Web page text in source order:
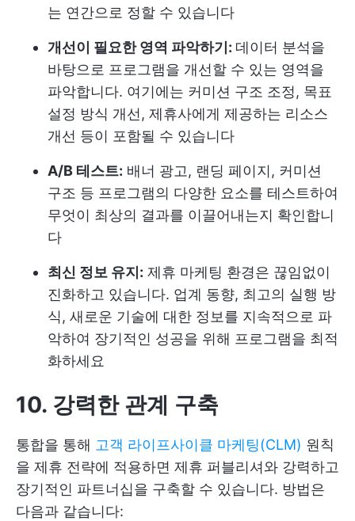
는 연간으로 정할 수 있습니다
개선이 필요한 영역 파악하기: 데이터 분석을
바탕으로 프로그램을 개선할 수 있는 영역을
파악합니다. 여기에는 커미션 구조 조정, 목표
설정 방식 개선, 제휴사에게 제공하는 리소스
개선 등이 포함될 수 있습니다
A/B 테스트: 배너 광고, 랜딩 페이지, 커미션
구조 등 프로그램의 다양한 요소를 테스트하여
무엇이 최상의 결과를 이끌어내는지 확인합니
다
최신 정보 유지: 제휴 마케팅 환경은 끊임없이
진화하고 있습니다. 업계 동향, 최고의 실행 방
식, 새로운 기술에 대한 정보를 지속적으로 파
악하여 장기적인 성공을 위해 프로그램을 최적
화하세요
10. 강력한 관계 구축
통합을 통해 고객 라이프사이클 마케팅(CLM) 원칙
을 제휴 전략에 적용하면 제휴 퍼블리셔와 강력하고
장기적인 파트너십을 구축할 수 있습니다. 방법은
다음과 같습니다: